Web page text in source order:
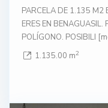
PARCELA DE 1.135 M2
ERES EN
POLÍGONO. POSIBILI
1.135.00 m2